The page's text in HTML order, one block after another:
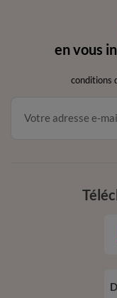
en vous
conditions